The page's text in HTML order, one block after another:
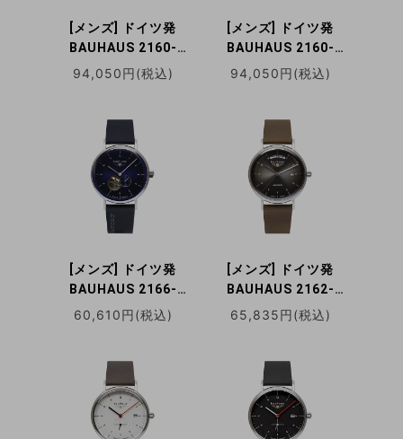
[メンズ] ドイツ発
BAUHAUS 2160-
1AT バウハウス 自動
ー デイトカレンダー
94,050円(税込)
[メンズ] ドイツ発
BAUHAUS 2160-
3AT バウハウス 自動
ー デイトカレンダー
94,050円(税込)
[メンズ] ドイツ発
BAUHAUS 2166-
3AT バウハウス 自動
ンド スケルトン
60,610円(税込)
[メンズ] ドイツ発
BAUHAUS 2162-
2AT バウハウス 自動
65,835円(税込)